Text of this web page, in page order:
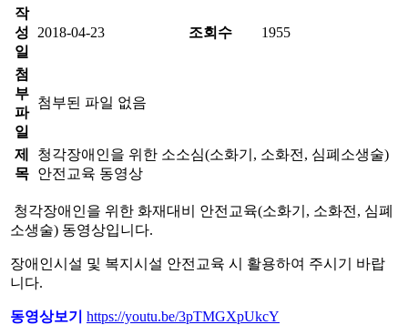
작
성
일
2018-04-23 조회수 1955
첨
부
파
일
첨부된 파일 없음
제
목
청각장애인을 위한 소소심(소화기, 소화전, 심폐소생술)
안전교육 동영상
청각장애인을 위한 화재대비 안전교육(소화기, 소화전, 심폐
소생술) 동영상입니다.
장애인시설 및 복지시설 안전교육 시 활용하여 주시기 바랍
니다.
동영상보기 https://youtu.be/3pTMGXpUkcY